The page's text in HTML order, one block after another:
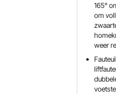
165°
om
weer